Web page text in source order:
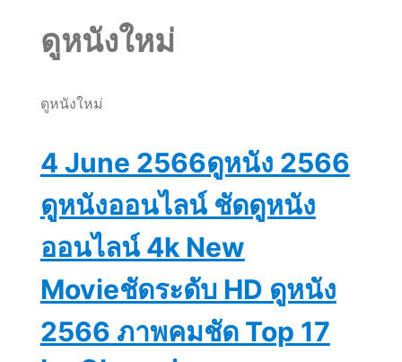
ชนะ
เงิน
รางวัล
สูงสุด
ดูหนังใหม่
ดูหนังใหม่
4 June 2566ดูหนัง 2566
ดูหนังออนไลน์ ชัดดูหนัง
ออนไลน์ 4k New
Movieชัดระดับ HD ดูหนัง
2566 ภาพคมชัด Top 17